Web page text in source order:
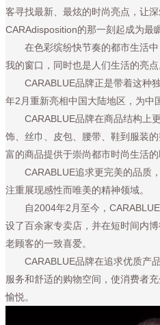
客寻找最新、最炫的时尚亮点，让
CARAdisposition的那一刻起成为最
在色彩缤纷快节奏的都市生活中
我的窗口，同时也是人们生活的亮点
CARABLUE品牌正是带着这种
年2月重新亮相中国大陆地区，为中
CARABLUE品牌在商品结构上
饰、丝巾、皮包、腰带、鞋到服装
富的商品提供于崇尚都市时尚生活的
CARABLUE追求更完美的品质，
注重展现感性而唯美的精神领域。
自2004年2月至今，CARABLUE
设了百余家专卖店，并在短时间内
老顾客的一致喜爱。
CARABLUE品牌在追求优质产
服务和舒适的购物空间，使消费者
愉悦。